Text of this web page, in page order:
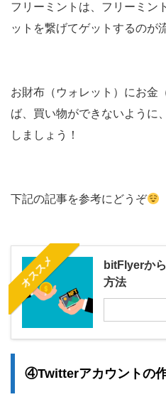
フリーミントは、フリーミン
ットを繋げてゲットするのが
お財布（ウォレット）にお金
ば、買い物ができないように
しましょう！
下記の記事を参考にどうぞ
オススメ
bitFlyerか
方法
④Twitterアカウントの